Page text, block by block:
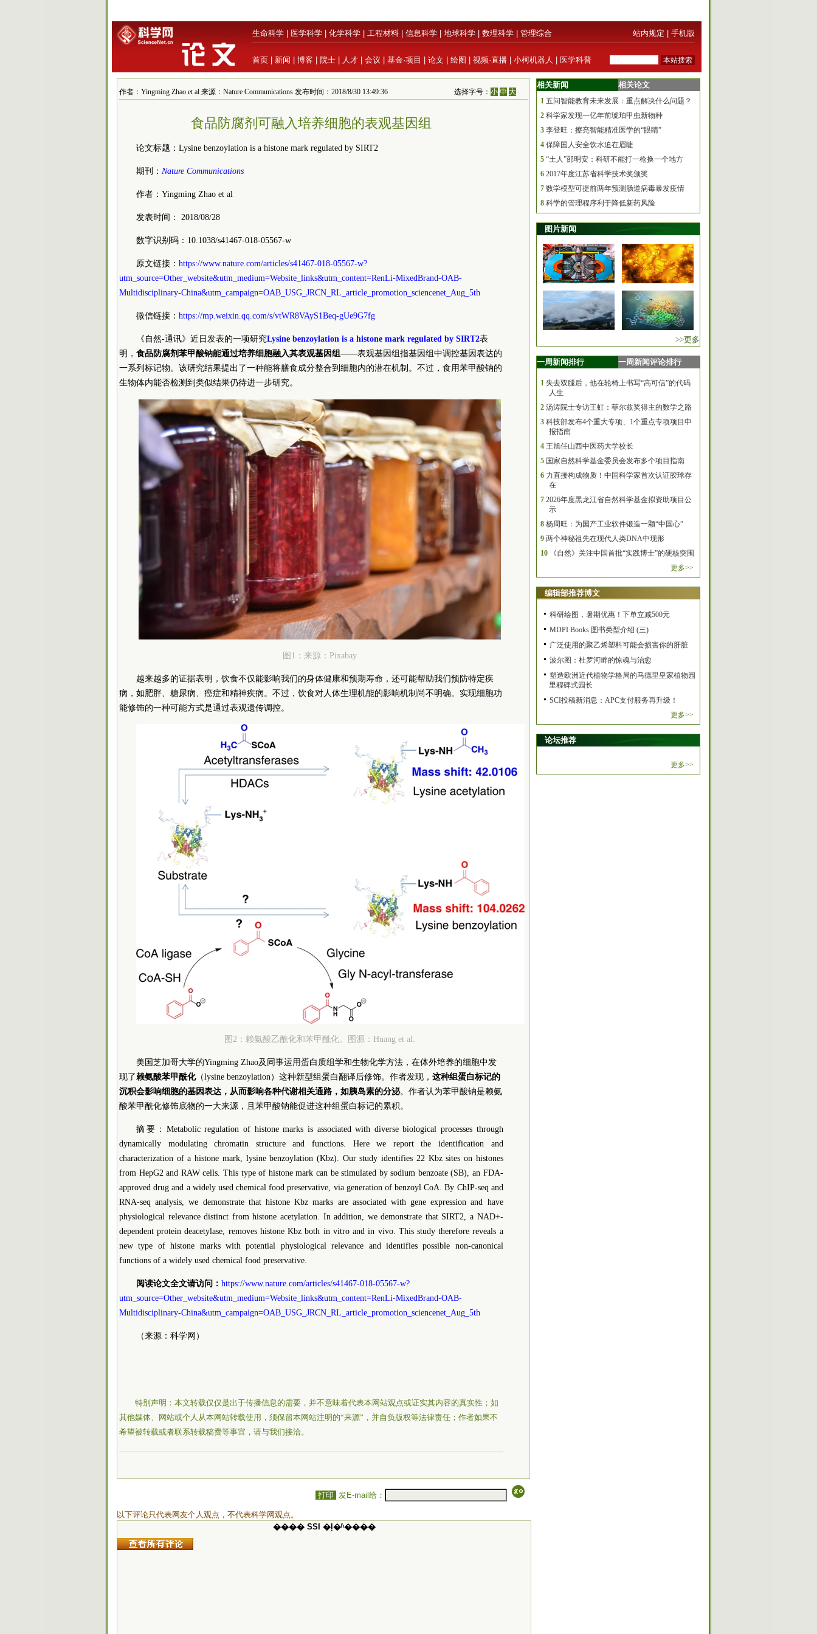
生命科学 医学科学 化学科学 工程材料 信息科学 地球科学 数理科学 管理综合 站内规定 手机版
首页 新闻 博客 院士 人才 会议 基金·项目 论文 绘图 视频·直播 小柯机器人 医学科普
作者：Yingming Zhao et al 来源：Nature Communications 发布时间：2018/8/30 13:49:36 选择字号：小 中 大
食品防腐剂可融入培养细胞的表观基因组
论文标题：Lysine benzoylation is a histone mark regulated by SIRT2
期刊： Nature Communications
作者：Yingming Zhao et al
发表时间： 2018/08/28
数字识别码：10.1038/s41467-018-05567-w
原文链接： https://www.nature.com/articles/s41467-018-05567-w?
utm_source=Other_website&utm_medium=Website_links&utm_content=RenLi-MixedBrand-OAB-
Multidisciplinary-China&utm_campaign=OAB_USG_JRCN_RL_article_promotion_sciencenet_Aug_5th
微信链接： https://mp.weixin.qq.com/s/vtWR8VAyS1Beq-gUe9G7fg
《自然-通讯》近日发表的一项研究Lysine benzoylation is a histone mark regulated by SIRT2表
明， 食品防腐剂苯甲酸钠能通过培养细胞融入其表观基因组——表观基因组指基因组中调控基因表达的
一系列标记物。该研究结果提出了一种能将膳食成分整合到细胞内的潜在机制。不过，食用苯甲酸钠的
生物体内能否检测到类似结果仍待进一步研究。
图1：来源：Pixabay
越来越多的证据表明，饮食不仅能影响我们的身体健康和预期寿命，还可能帮助我们预防特定疾
病，如肥胖、糖尿病、癌症和精神疾病。不过，饮食对人体生理机能的影响机制尚不明确。实现细胞功
能修饰的一种可能方式是通过表观遗传调控。
图2：赖氨酸乙酰化和苯甲酰化。图源：Huang et al.
美国芝加哥大学的Yingming Zhao及同事运用蛋白质组学和生物化学方法，在体外培养的细胞中发
现了赖氨酸苯甲酰化（lysine benzoylation）这种新型组蛋白翻译后修饰。作者发现， 这种组蛋白标记的
沉积会影响细胞的基因表达，从而影响各种代谢相关通路，如胰岛素的分泌。作者认为苯甲酸钠是赖氨
酸苯甲酰化修饰底物的一大来源，且苯甲酸钠能促进这种组蛋白标记的累积。
摘要：Metabolic regulation of histone marks is associated with diverse biological processes through
dynamically modulating chromatin structure and functions. Here we report the identification and
characterization of a histone mark, lysine benzoylation (Kbz). Our study identifies 22 Kbz sites on histones
from HepG2 and RAW cells. This type of histone mark can be stimulated by sodium benzoate (SB), an FDA-
approved drug and a widely used chemical food preservative, via generation of benzoyl CoA. By ChIP-seq and
RNA-seq analysis, we demonstrate that histone Kbz marks are associated with gene expression and have
physiological relevance distinct from histone acetylation. In addition, we demonstrate that SIRT2, a NAD+-
dependent protein deacetylase, removes histone Kbz both in vitro and in vivo. This study therefore reveals a
new type of histone marks with potential physiological relevance and identifies possible non-canonical
functions of a widely used chemical food preservative.
阅读论文全文请访问： https://www.nature.com/articles/s41467-018-05567-w?
utm_source=Other_website&utm_medium=Website_links&utm_content=RenLi-MixedBrand-OAB-
Multidisciplinary-China&utm_campaign=OAB_USG_JRCN_RL_article_promotion_sciencenet_Aug_5th
（来源：科学网）
特别声明：本文转载仅仅是出于传播信息的需要，并不意味着代表本网站观点或证实其内容的真实性；如
其他媒体、网站或个人从本网站转载使用，须保留本网站注明的“来源”，并自负版权等法律责任；作者如果不
希望被转载或者联系转载稿费等事宜，请与我们接洽。
打印 发E-mail给：
以下评论只代表网友个人观点，不代表科学网观点。
���� SSI �ļ�ʱ����
相关新闻 相关论文
1 五问智能教育未来发展：重点解决什么问题？
2 科学家发现一亿年前琥珀甲虫新物种
3 李登旺：擦亮智能精准医学的“眼睛”
4 保障国人安全饮水迫在眉睫
5 “土人”邵明安：科研不能打一枪换一个地方
6 2017年度江苏省科学技术奖颁奖
7 数学模型可提前两年预测肠道病毒暴发疫情
8 科学的管理程序利于降低新药风险
图片新闻
>>更多
一周新闻排行 一周新闻评论排行
1 失去双腿后，他在轮椅上书写“高可信”的代码
人生
2 汤涛院士专访王虹：菲尔兹奖得主的数学之路
3 科技部发布4个重大专项、1个重点专项项目申
报指南
4 王旭任山西中医药大学校长
5 国家自然科学基金委员会发布多个项目指南
6 力直接构成物质！中国科学家首次认证胶球存
在
7 2026年度黑龙江省自然科学基金拟资助项目公
示
8 杨周旺：为国产工业软件锻造一颗“中国心”
9 两个神秘祖先在现代人类DNA中现形
10
《自然》关注中国首批“实践博士”的硬核突围
更多>>
编辑部推荐博文
科研绘图，暑期优惠！下单立减500元
MDPI Books 图书类型介绍 (三)
广泛使用的聚乙烯塑料可能会损害你的肝脏
波尔图：杜罗河畔的惊魂与治愈
塑造欧洲近代植物学格局的马德里皇家植物园
里程碑式园长
SCI投稿新消息：APC支付服务再升级！
更多>>
论坛推荐
更多>>